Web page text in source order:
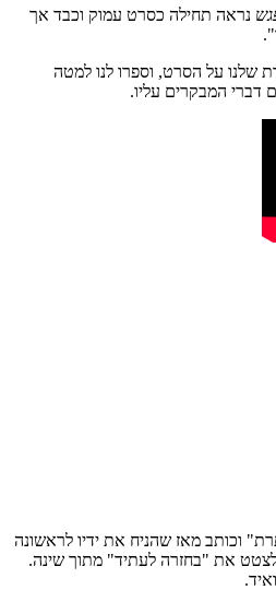
נראה תחילה כסרט עמוק וכבד אך
שלנו על הסרט, וספרו לנו למטה
המבקרים עליו.
וכותב מאז שהניח את ידיו לראשונה
לצטט את "בחזרה לעתיד" מתוך שינה.